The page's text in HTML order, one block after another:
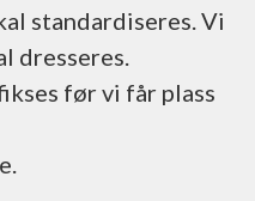
standardiseres. Vi
dresseres.
før vi får plass